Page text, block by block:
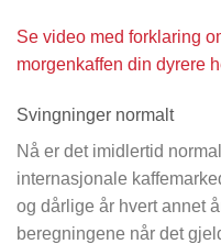
Se video med forklaring
morgenkaffen din dyrere
Svingninger normalt
Nå er det imidlertid
internasjonale
og dårlige år hvert annet
beregningene når det